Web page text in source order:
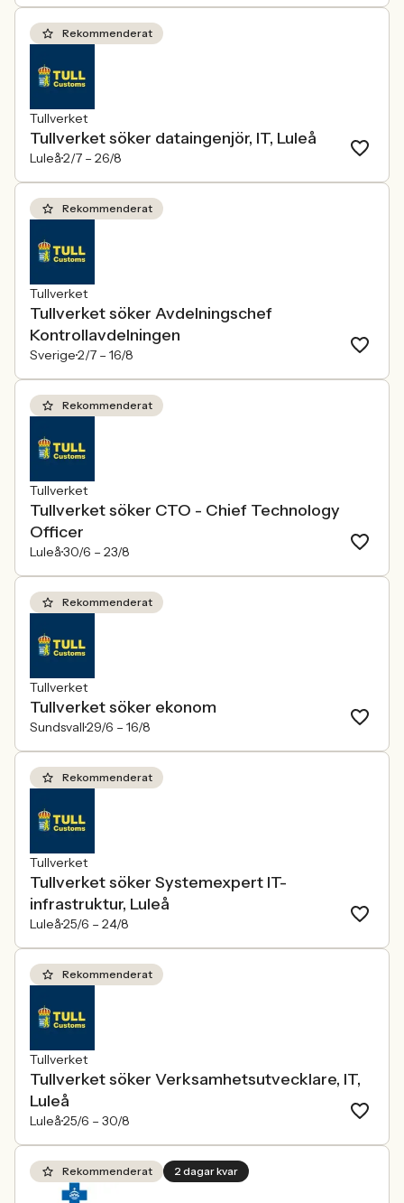
Rekommenderat
Tullverket
Tullverket söker dataingenjör, IT, Luleå
Luleå2/7 – 26/8
Rekommenderat
Tullverket
Tullverket söker Avdelningschef
Kontrollavdelningen
Sverige2/7 – 16/8
Rekommenderat
Tullverket
Tullverket söker CTO - Chief Technology
Officer
Luleå30/6 – 23/8
Rekommenderat
Tullverket
Tullverket söker ekonom
Sundsvall29/6 – 16/8
Rekommenderat
Tullverket
Tullverket söker Systemexpert IT-
infrastruktur, Luleå
Luleå25/6 – 24/8
Rekommenderat
Tullverket
Tullverket söker Verksamhetsutvecklare, IT,
Luleå
Luleå25/6 – 30/8
Rekommenderat 2 dagar kvar